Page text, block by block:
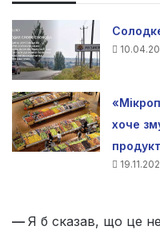
хоче
— Я б сказав, що це